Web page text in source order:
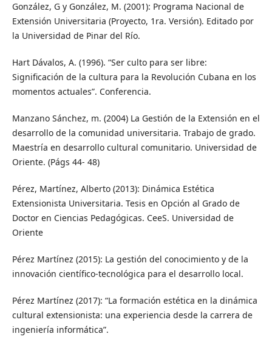
González, G y González, M. (2001): Programa Nacional de
Extensión Universitaria (Proyecto, 1ra. Versión). Editado por
la Universidad de Pinar del Río.
Hart Dávalos, A. (1996). “Ser culto para ser libre:
Significación de la cultura para la Revolución Cubana en los
momentos actuales”. Conferencia.
Manzano Sánchez, m. (2004) La Gestión de la Extensión en el
desarrollo de la comunidad universitaria. Trabajo de grado.
Maestría en desarrollo cultural comunitario. Universidad de
Oriente. (Págs 44- 48)
Pérez, Martínez, Alberto (2013): Dinámica Estética
Extensionista Universitaria. Tesis en Opción al Grado de
Doctor en Ciencias Pedagógicas. CeeS. Universidad de
Oriente
Pérez Martínez (2015): La gestión del conocimiento y de la
innovación científico-tecnológica para el desarrollo local.
Pérez Martínez (2017): “La formación estética en la dinámica
cultural extensionista: una experiencia desde la carrera de
ingeniería informática”.